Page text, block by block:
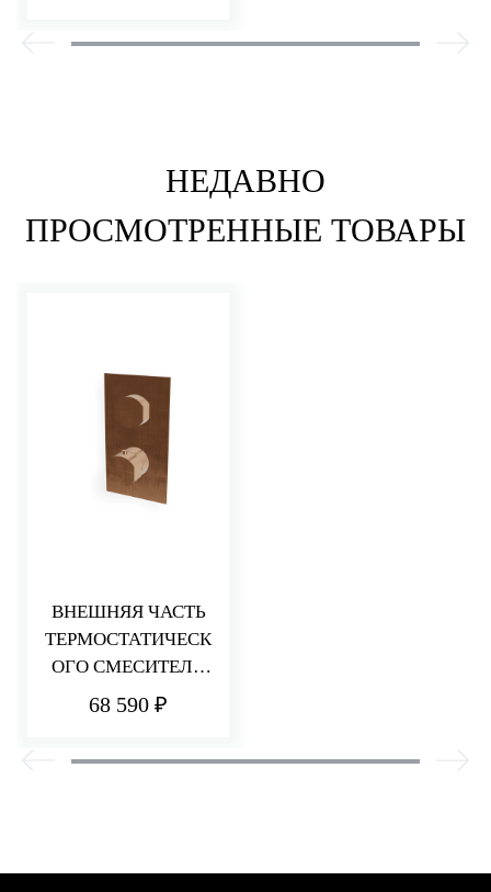
НЕДАВНО
ПРОСМОТРЕННЫЕ ТОВАРЫ
ВНЕШНЯЯ ЧАСТЬ
ТЕРМОСТАТИЧЕСК
ОГО СМЕСИТЕЛЯ
ДЛЯ ДУША НА 1
68 590 ₽